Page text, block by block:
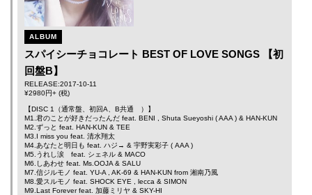
ALBUM
スパイシーチョコレート BEST OF LOVE SONGS 【初
回盤B】
RELEASE:2017-10-11
¥2980円+ (税)
【DISC 1（通常盤、初回A、B共通 ）】
M1.君のことが好きだったんだ feat. BENI Shuta Sueyoshi (AAA ) & HAN-KUN
M2.ずっと feat. HAN-KUN & TEE
M3.I miss you feat. 清水翔太
M4.あなたと明日も feat. ハジ→ & 宇野実彩子 ( AAA )
M5.うれし涙 feat. シェネル & MACO
M6.しあわせ feat. Ms.OOJA & SALU
M7.信ジルモノ feat. YU-A AK-69 & HAN-KUN from 湘南乃風
M8.愛スルモノ feat. SHOCK EYE lecca & SIMON
M9.Last Forever feat. 加藤ミリヤ & SKY-HI